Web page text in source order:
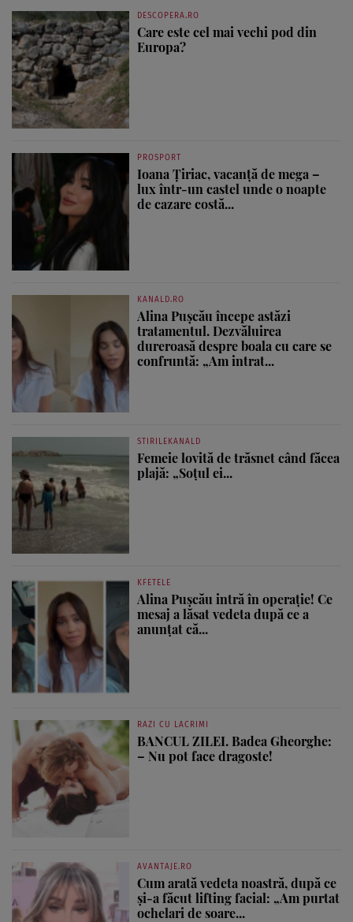
DESCOPERA.RO
Care este cel mai vechi pod din
Europa?
PROSPORT
Ioana Țiriac, vacanță de mega –
lux într-un castel unde o noapte
de cazare costă...
KANALD.RO
Alina Pușcău începe astăzi
tratamentul. Dezvăluirea
dureroasă despre boala cu care se
confruntă: „Am intrat...
STIRILEKANALD
Femeie lovită de trăsnet când făcea
plajă: „Soțul ei...
KFETELE
Alina Pușcău intră în operație! Ce
mesaj a lăsat vedeta după ce a
anunțat că...
RAZI CU LACRIMI
BANCUL ZILEI. Badea Gheorghe:
– Nu pot face dragoste!
AVANTAJE.RO
Cum arată vedeta noastră, după ce
și-a făcut lifting facial: „Am purtat
ochelari de soare...